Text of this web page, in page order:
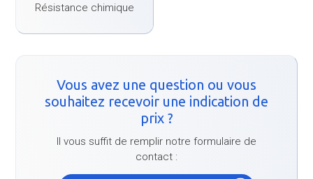
Résistance chimique
Vous avez une question ou vous
souhaitez recevoir une indication de
prix ?
Il vous suffit de remplir notre formulaire de
contact :